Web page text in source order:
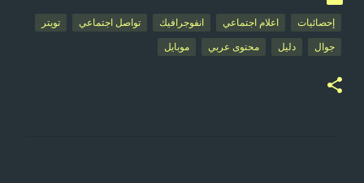
إحصائيات اعلام اجتماعي انفوجرافيك تواصل اجتماعي تويتر
جوال دليل محتوى عربي موبايل